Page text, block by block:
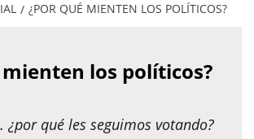
¿POR QUÉ MIENTEN LOS POLÍTICOS?
mienten los políticos?
¿por qué les seguimos votando?